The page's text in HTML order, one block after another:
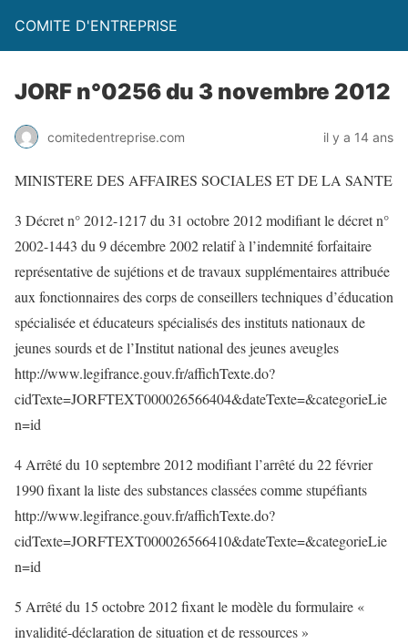
COMITE D'ENTREPRISE
JORF n°0256 du 3 novembre 2012
comitedentreprise.com il y a 14 ans
MINISTERE DES AFFAIRES SOCIALES ET DE LA SANTE
3 Décret n° 2012-1217 du 31 octobre 2012 modifiant le décret n°
2002-1443 du 9 décembre 2002 relatif à l’indemnité forfaitaire
représentative de sujétions et de travaux supplémentaires attribuée
aux fonctionnaires des corps de conseillers techniques d’éducation
spécialisée et éducateurs spécialisés des instituts nationaux de
jeunes sourds et de l’Institut national des jeunes aveugles
http://www.legifrance.gouv.fr/affichTexte.do?
cidTexte=JORFTEXT000026566404&dateTexte=&categorieLie
n=id
4 Arrêté du 10 septembre 2012 modifiant l’arrêté du 22 février
1990 fixant la liste des substances classées comme stupéfiants
http://www.legifrance.gouv.fr/affichTexte.do?
cidTexte=JORFTEXT000026566410&dateTexte=&categorieLie
n=id
5 Arrêté du 15 octobre 2012 fixant le modèle du formulaire «
invalidité-déclaration de situation et de ressources »